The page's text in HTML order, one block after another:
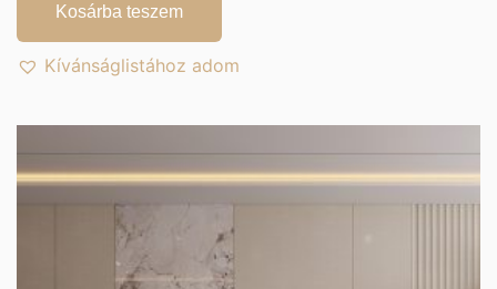
Kosárba teszem
Kívánságlistához adom